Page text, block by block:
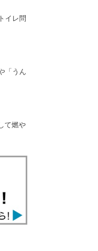
イレ問
「うん
て燃や